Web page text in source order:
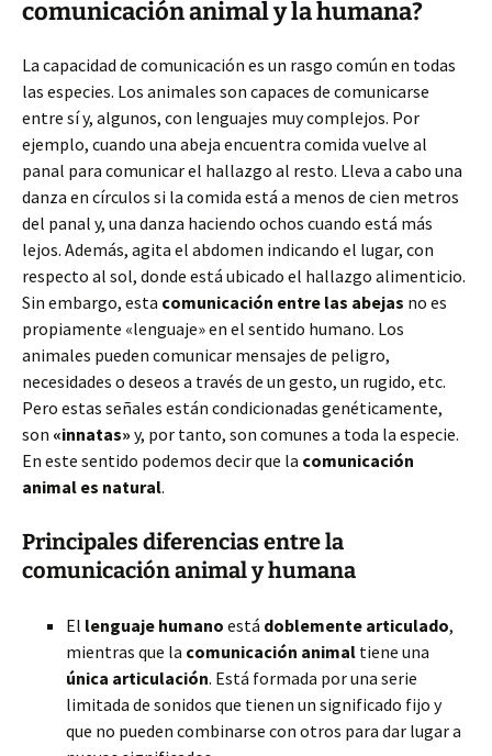
comunicación animal y la humana?
La capacidad de comunicación es un rasgo común en todas
las especies. Los animales son capaces de comunicarse
entre sí y, algunos, con lenguajes muy complejos. Por
ejemplo, cuando una abeja encuentra comida vuelve al
panal para comunicar el hallazgo al resto. Lleva a cabo una
danza en círculos si la comida está a menos de cien metros
del panal y, una danza haciendo ochos cuando está más
lejos. Además, agita el abdomen indicando el lugar, con
respecto al sol, donde está ubicado el hallazgo alimenticio.
Sin embargo, esta comunicación entre las abejas no es
propiamente «lenguaje» en el sentido humano. Los
animales pueden comunicar mensajes de peligro,
necesidades o deseos a través de un gesto, un rugido, etc.
Pero estas señales están condicionadas genéticamente,
son «innatas» y, por tanto, son comunes a toda la especie.
En este sentido podemos decir que la comunicación
animal es natural.
Principales diferencias entre la
comunicación animal y humana
El lenguaje humano está doblemente articulado,
mientras que la comunicación animal tiene una
única articulación. Está formada por una serie
limitada de sonidos que tienen un significado fijo y
que no pueden combinarse con otros para dar lugar a